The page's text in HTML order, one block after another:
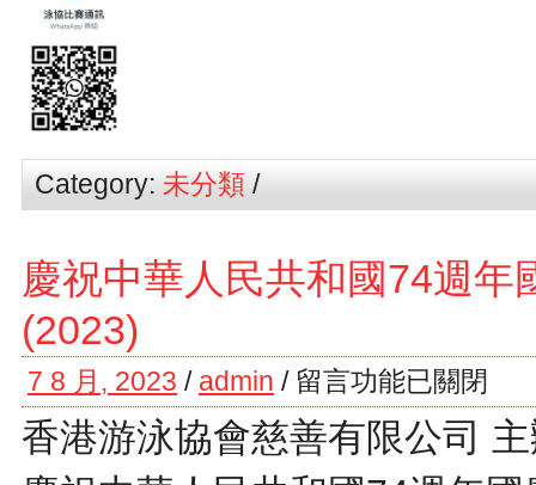
Category: 未分類 /
慶祝中華人民共和國74週年
(2023)
7 8 月, 2023 / admin / 留言功能已關閉
香港游泳協會慈善有限公司